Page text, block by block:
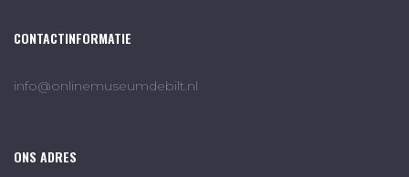
CONTACTINFORMATIE
info@onlinemuseumdebilt.nl
ONS ADRES